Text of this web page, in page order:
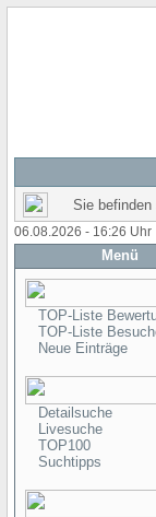
Sie
06.08.2026 - 16:26 Uhr
Menü
TOP-Liste
TOP-Liste
Neue Einträge
Detailsuche
Livesuche
TOP100
Suchtipps